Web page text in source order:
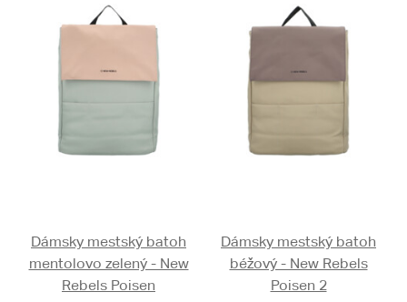
Dámsky mestský batoh
mentolovo zelený - New
Rebels Poisen
Dámsky mestský batoh
béžový - New Rebels
Poisen 2